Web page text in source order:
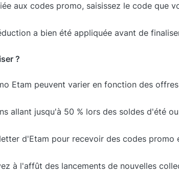
aux codes promo, saisissez le code que
a bien été appliquée avant de
?
Etam peuvent varier en fonction des
allant jusqu'à 50 % lors des soldes d'été
d'Etam pour recevoir des codes promo
à l'affût des lancements de nouvelles